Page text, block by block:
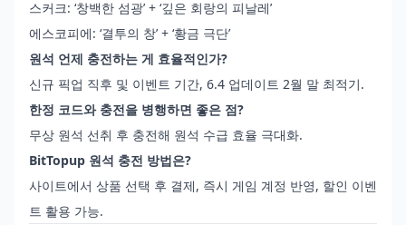
스커크: ‘창백한 섬광’ + ‘깊은 회랑의 피날레’
에스코피에: ‘결투의 창’ + ‘황금 극단’
원석 언제 충전하는 게 효율적인가?
신규 픽업 직후 및 이벤트 기간, 6.4 업데이트 2월 말 최적기.
한정 코드와 충전을 병행하면 좋은 점?
무상 원석 선취 후 충전해 원석 수급 효율 극대화.
BitTopup 원석 충전 방법은?
사이트에서 상품 선택 후 결제, 즉시 게임 계정 반영, 할인 이벤
트 활용 가능.